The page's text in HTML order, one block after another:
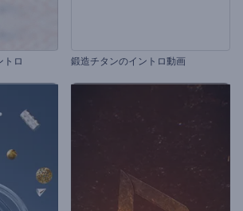
トロ 鍛造チタンのイントロ動画